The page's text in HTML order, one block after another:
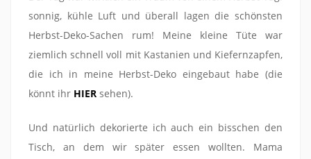
sonnig, kühle Luft und überall lagen die schönsten
Herbst-Deko-Sachen rum! Meine kleine Tüte war
ziemlich schnell voll mit Kastanien und Kiefernzapfen,
die ich in meine Herbst-Deko eingebaut habe (die
könnt ihr HIER sehen).
Und natürlich dekorierte ich auch ein bisschen den
Tisch, an dem wir später essen wollten. Mama